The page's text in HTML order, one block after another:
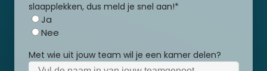
slaapplekken, dus meld je snel aan!*
Ja
Nee
Met wie uit jouw team wil je een kamer delen?